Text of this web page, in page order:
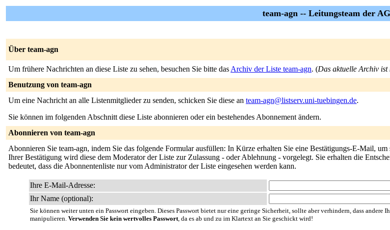
team-agn -- Leitungsteam der
Über team-agn
Um frühere Nachrichten an diese Liste zu sehen, besuchen Sie bitte das Archiv der Liste team-agn. (Das aktuelle Archiv
Benutzung von team-agn
Um eine Nachricht an alle Listenmitglieder zu senden, schicken Sie diese an team-agn@listserv.uni-tuebingen.de.
Sie können im folgenden Abschnitt diese Liste abonnieren oder ein bestehendes Abonnement ändern.
Abonnieren von team-agn
Abonnieren Sie team-agn, indem Sie das folgende Formular ausfüllen: In Kürze erhalten Sie eine Bestätigungs-E-Mail,
Ihrer Bestätigung wird diese dem Moderator der Liste zur Zulassung - oder Ablehnung - vorgelegt. Sie erhalten die
bedeutet, dass die Abonnentenliste nur vom Administrator der Liste eingesehen werden kann.
Ihre E-Mail-Adresse:
Ihr Name (optional):
Sie können weiter unten ein Passwort eingeben. Dieses Passwort bietet nur eine geringe Sicherheit, sollte aber verhindern, dass andere
manipulieren. Verwenden Sie kein wertvolles Passwort, da es ab und zu im Klartext an Sie geschickt wird!